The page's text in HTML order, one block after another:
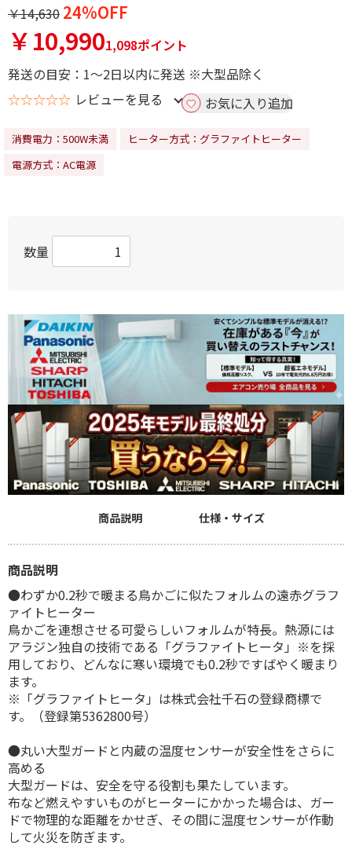
￥14,630 24%OFF
￥10,9901,098ポイント
発送の目安：1～2日以内に発送 ※大型品除く
☆☆☆☆☆ レビューを見る お気に入り追加
消費電力：500W未満
ヒーター方式：グラファイトヒーター
電源方式：AC電源
数量
商品説明 仕様・サイズ
商品説明
●わずか0.2秒で暖まる鳥かごに似たフォルムの遠赤グラフ
ァイトヒーター
鳥かごを連想させる可愛らしいフォルムが特長。熱源には
アラジン独自の技術である「グラファイトヒータ」※を採
用しており、どんなに寒い環境でも0.2秒ですばやく暖まり
ます。
※「グラファイトヒータ」は株式会社千石の登録商標で
す。（登録第5362800号）
●丸い大型ガードと内蔵の温度センサーが安全性をさらに
高める
大型ガードは、安全を守る役割も果たしています。
布など燃えやすいものがヒーターにかかった場合は、ガー
ドで物理的な距離をかせぎ、その間に温度センサーが作動
して火災を防ぎます。